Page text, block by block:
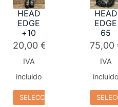
HEAD
EDGE
+10
20,00 €
IVA
incluido
SELECCIONAR OPCIONES
HEAD
EDGE
65
75,00
IVA
incluido